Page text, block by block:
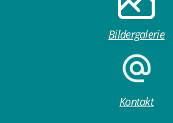
Bildergalerie
Kontakt